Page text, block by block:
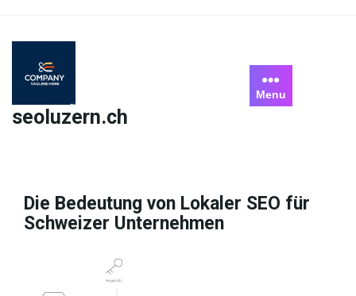
content
seoluzern.ch
Menu
Die Bedeutung von Lokaler SEO für
Schweizer Unternehmen